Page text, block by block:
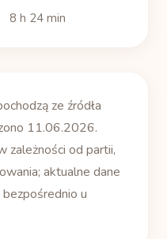
8 h 24 min
ze źródła
11.06.2026.
zależności od partii,
aktualne dane
u